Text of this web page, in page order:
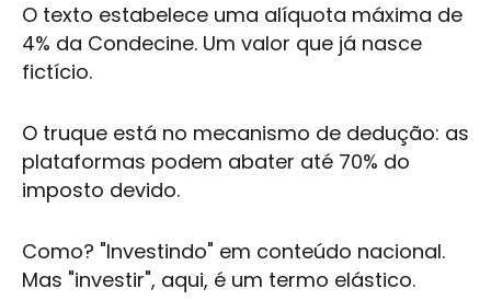
O texto estabelece uma alíquota máxima de
4% da Condecine. Um valor que já nasce
fictício.
O truque está no mecanismo de dedução: as
plataformas podem abater até 70% do
imposto devido.
Como? "Investindo" em conteúdo nacional.
Mas "investir", aqui, é um termo elástico.